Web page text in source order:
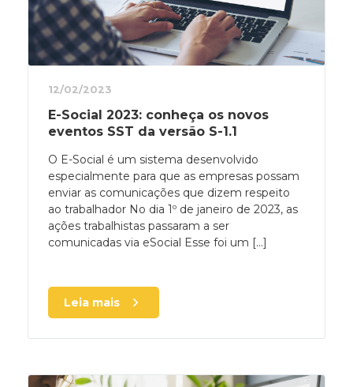
12/02/2023
E-Social 2023: conheça os novos
eventos SST da versão S-1.1
O E-Social é um sistema desenvolvido
especialmente para que as empresas possam
enviar as comunicações que dizem respeito
ao trabalhador No dia 1º de janeiro de 2023, as
ações trabalhistas passaram a ser
comunicadas via eSocial Esse foi um [...]
Leia mais